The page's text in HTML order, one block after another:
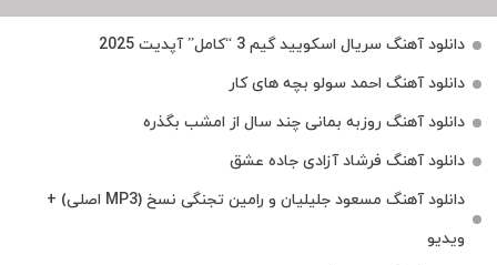
دانلود آهنگ سریال اسکویید گیم 3 “کامل” آپدیت 2025
دانلود آهنگ احمد سولو بچه های کار
دانلود آهنگ روزبه بمانی چند سال از امشب بگذره
دانلود آهنگ فرشاد آزادی جاده عشق
دانلود آهنگ مسعود جلیلیان و رامین تجنگی نسخ (MP3 اصلی) +
ویدیو